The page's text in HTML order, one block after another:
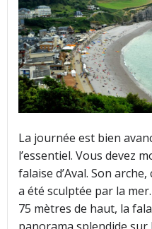
La journée est bien
l’essentiel. Vous devez
falaise d’Aval. Son
a été sculptée par la
75 mètres de haut, la